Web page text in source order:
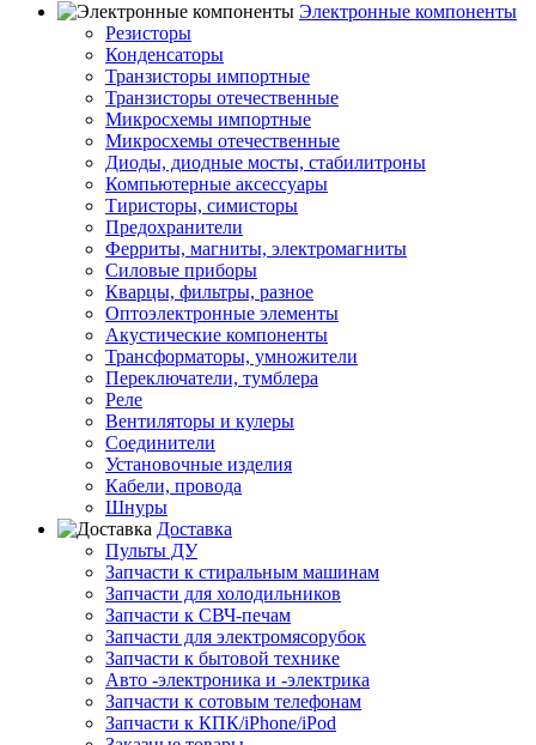
Электронные компоненты
Резисторы
Конденсаторы
Транзисторы импортные
Транзисторы отечественные
Микросхемы импортные
Микросхемы отечественные
Диоды, диодные мосты, стабилитроны
Компьютерные аксессуары
Тиристоры, симисторы
Предохранители
Ферриты, магниты, электромагниты
Силовые приборы
Кварцы, фильтры, разное
Оптоэлектронные элементы
Акустические компоненты
Трансформаторы, умножители
Переключатели, тумблера
Реле
Вентиляторы и кулеры
Соединители
Установочные изделия
Кабели, провода
Шнуры
Доставка
Пульты ДУ
Запчасти к стиральным машинам
Запчасти для холодильников
Запчасти к СВЧ-печам
Запчасти для электромясорубок
Запчасти к бытовой технике
Авто -электроника и -электрика
Запчасти к сотовым телефонам
Запчасти к КПК/iPhone/iPod